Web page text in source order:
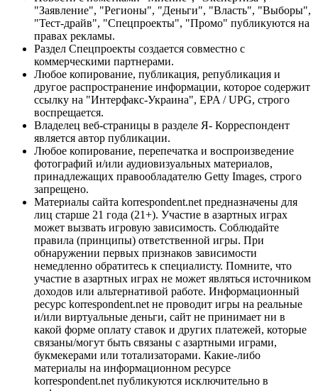
"Заявление", "Регионы", "Деньги", "Власть", "Выборы",
"Тест-драйв", "Спецпроекты", "Промо" публикуются на
правах рекламы.
Раздел Спецпроекты создается совместно с
коммерческими партнерами.
Любое копирование, публикация, републикация и
другое распространение информации, которое содержит
ссылку на "Интерфакс-Украина", EPA / UPG, строго
воспрещается.
Владелец веб-страницы в разделе Я- Корреспондент
является автор публикации.
Любое копирование, перепечатка и воспроизведение
фотографий и/или аудиовизуальных материалов,
принадлежащих правообладателю Getty Images, строго
запрещено.
Материалы сайта korrespondent.net предназначены для
лиц старше 21 года (21+). Участие в азартных играх
может вызвать игровую зависимость. Соблюдайте
правила (принципы) ответственной игры. При
обнаружении первых признаков зависимости
немедленно обратитесь к специалисту. Помните, что
участие в азартных играх не может являться источником
доходов или альтернативой работе. Информационный
ресурс korrespondent.net не проводит игры на реальные
и/или виртуальные деньги, сайт не принимает ни в
какой форме оплату ставок и других платежей, которые
связаны/могут быть связаны с азартными играми,
букмекерами или тотализаторами. Какие-либо
материалы на информационном ресурсе
korrespondent.net публикуются исключительно в